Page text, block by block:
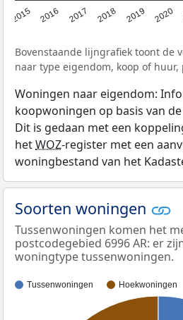
2015 2016 2017 2018 2019 2020
Bovenstaande lijngrafiek toont de
naar type eigendom, koop of
Woningen naar eigendom:
koopwoningen op basis van
Dit is gedaan met een
hetWOZ-register met een
woningbestand van het
Soorten woningen
Tussenwoningen komen het
postcodegebied 6996 AR: er
woningtype tussenwoningen.
Tussenwoningen Hoekwoningen